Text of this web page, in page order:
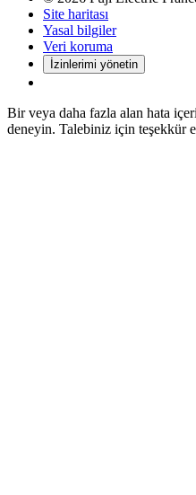
Site haritası
Yasal bilgiler
Veri koruma
İzinlerimi yönetin
Bir veya daha fazla alan hata
deneyin. Talebiniz için teşekkür